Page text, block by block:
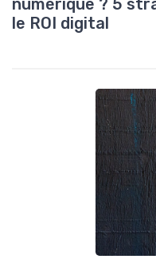
numérique ? 5
le ROI digital